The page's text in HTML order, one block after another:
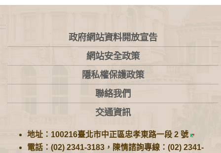
:::
政府網站資料開放宣告
網站安全政策
隱私權保護政策
聯絡我們
交通資訊
地址：100216臺北市中正區忠孝東路一段 2 號
電話：(02) 2341-3183，陳情諮詢專線：(02) 2341-